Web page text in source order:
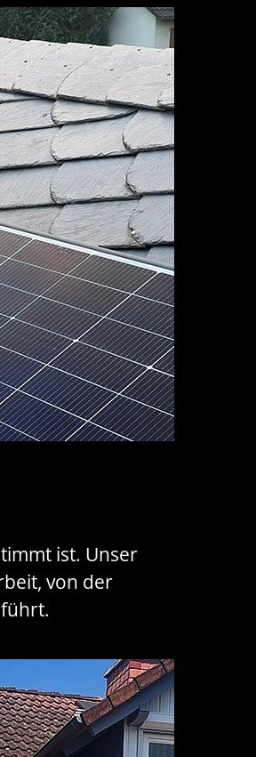
ist. Unser
von der